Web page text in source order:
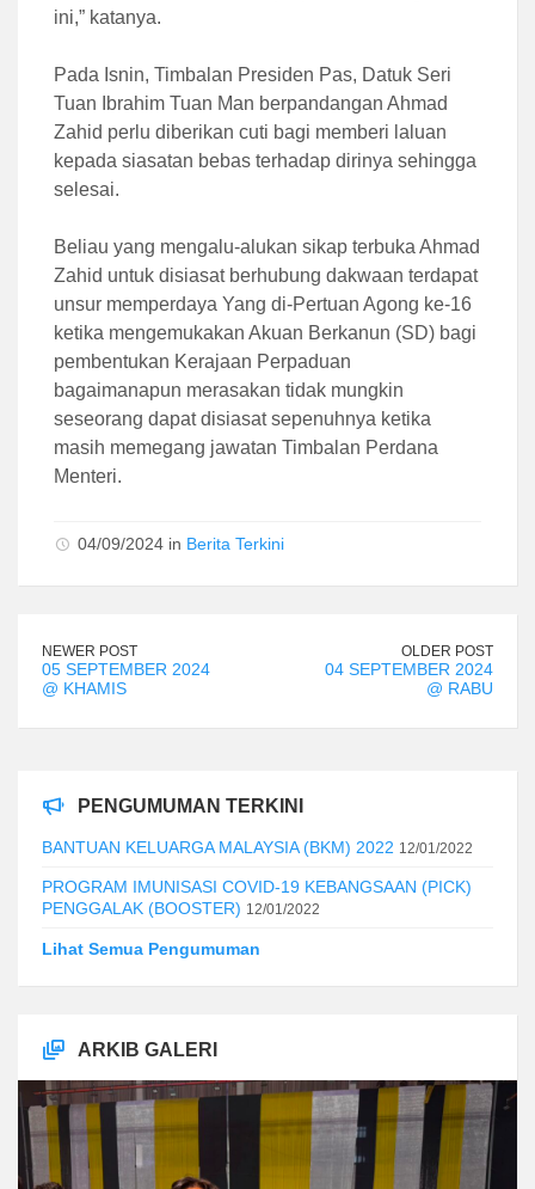
ini,” katanya.
Pada Isnin, Timbalan Presiden Pas, Datuk Seri
Tuan Ibrahim Tuan Man berpandangan Ahmad
Zahid perlu diberikan cuti bagi memberi laluan
kepada siasatan bebas terhadap dirinya sehingga
selesai.
Beliau yang mengalu-alukan sikap terbuka Ahmad
Zahid untuk disiasat berhubung dakwaan terdapat
unsur memperdaya Yang di-Pertuan Agong ke-16
ketika mengemukakan Akuan Berkanun (SD) bagi
pembentukan Kerajaan Perpaduan
bagaimanapun merasakan tidak mungkin
seseorang dapat disiasat sepenuhnya ketika
masih memegang jawatan Timbalan Perdana
Menteri.
04/09/2024 in Berita Terkini
NEWER POST
05 SEPTEMBER 2024
@ KHAMIS
OLDER POST
04 SEPTEMBER 2024
@ RABU
PENGUMUMAN TERKINI
BANTUAN KELUARGA MALAYSIA (BKM) 2022 12/01/2022
PROGRAM IMUNISASI COVID-19 KEBANGSAAN (PICK)
PENGGALAK (BOOSTER) 12/01/2022
Lihat Semua Pengumuman
ARKIB GALERI